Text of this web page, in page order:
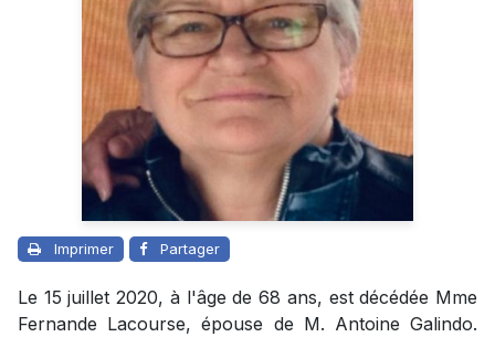
Imprimer Partager
Le 15 juillet 2020, à l'âge de 68 ans, est décédée Mme
Fernande Lacourse, épouse de M. Antoine Galindo.